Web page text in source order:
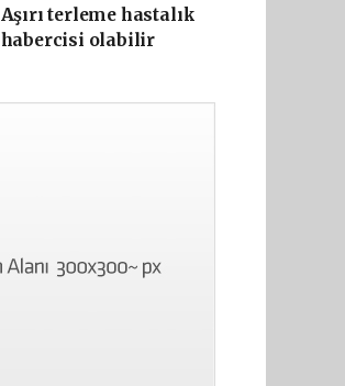
Aşırı terleme hastalık
habercisi olabilir